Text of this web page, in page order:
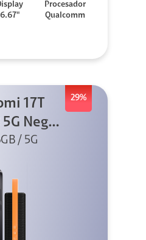
6.67"
Procesador
Qualcomm
29%
17T
Negro
/ 5G